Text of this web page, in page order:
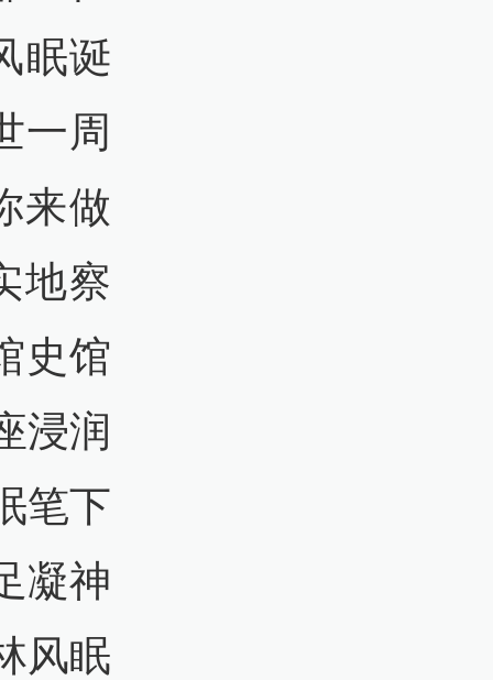
眠诞
一周
来做
地察
史馆
浸润
笔下
凝神
风眠